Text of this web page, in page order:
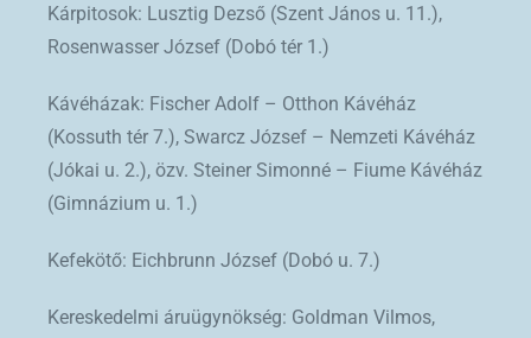
Kárpitosok: Lusztig Dezső (Szent János u. 11.),
Rosenwasser József (Dobó tér 1.)
Kávéházak: Fischer Adolf – Otthon Kávéház
(Kossuth tér 7.), Swarcz József – Nemzeti Kávéház
(Jókai u. 2.), özv. Steiner Simonné – Fiume Kávéház
(Gimnázium u. 1.)
Kefekötő: Eichbrunn József (Dobó u. 7.)
Kereskedelmi áruügynökség: Goldman Vilmos,